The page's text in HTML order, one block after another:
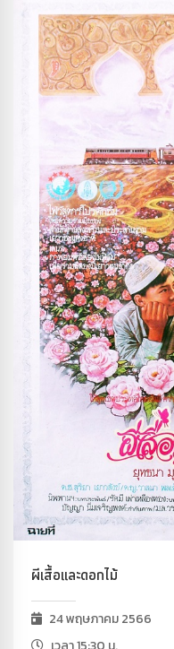
ผีเสื้อและดอกไม้
24 พฤษภาคม 2566